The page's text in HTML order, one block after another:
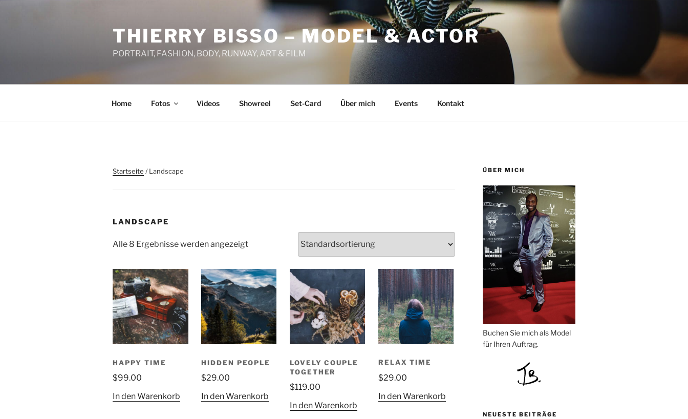
THIERRY BISSO – MODEL & ACTOR
PORTRAIT, FASHION, BODY, RUNWAY, ART & FILM
Home Fotos Videos Showreel Set-Card Über mich Events Kontakt
Startseite / Landscape
LANDSCAPE
Alle 8 Ergebnisse werden angezeigt
HAPPY TIME
$99.00
In den Warenkorb
HIDDEN PEOPLE
$29.00
In den Warenkorb
LOVELY COUPLE
TOGETHER
$119.00
In den Warenkorb
RELAX TIME
$29.00
In den Warenkorb
ÜBER MICH
Buchen Sie mich als Model
für Ihren Auftrag.
NEUESTE BEITRÄGE